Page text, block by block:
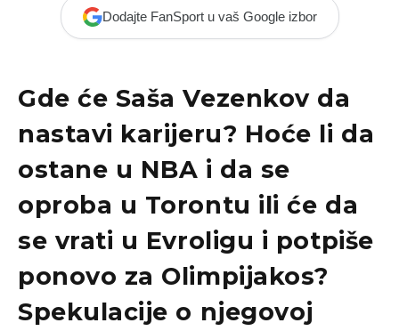
Dodajte FanSport u vaš Google izbor
Gde će Saša Vezenkov da
nastavi karijeru? Hoće li da
ostane u NBA i da se
oproba u Torontu ili će da
se vrati u Evroligu i potpiše
ponovo za Olimpijakos?
Spekulacije o njegovoj